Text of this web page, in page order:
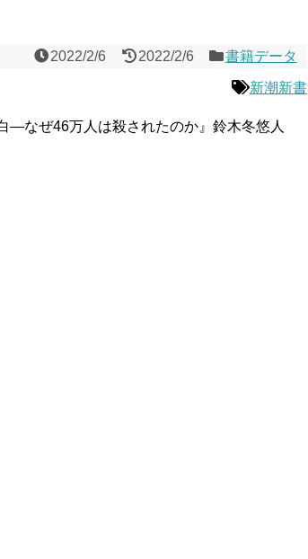
2022/2/6 2022/2/6 書籍データ
新潮新書
―なぜ46万人は殺されたのか』鈴木冬悠人